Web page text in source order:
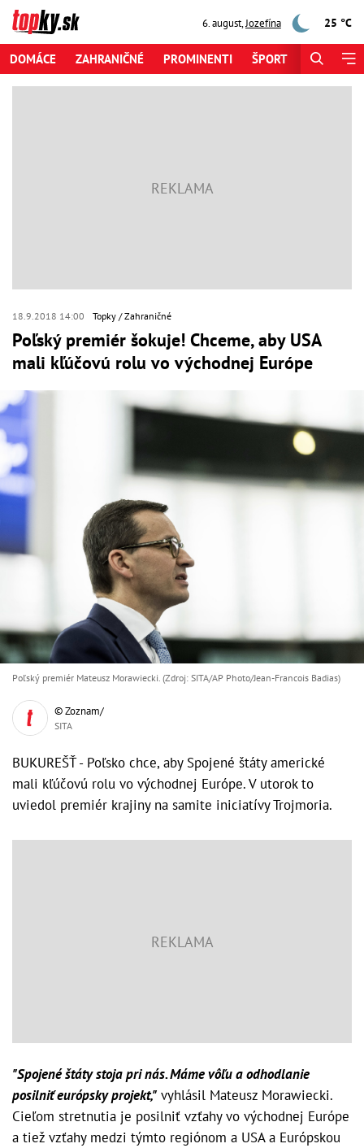
6. august,Jozefína 25 °C
DOMÁCE ZAHRANIČNÉ PROMINENTI ŠPORT
18.9.2018 14:00 Topky Zahraničné
Poľský premiér šokuje! Chceme, aby USA
mali kľúčovú rolu vo východnej Európe
Poľský premiér Mateusz Morawiecki. (Zdroj: SITA/AP Photo/Jean-Francois Badias)
© Zoznam/
SITA
BUKUREŠŤ - Poľsko chce, aby Spojené štáty americké
mali kľúčovú rolu vo východnej Európe. V utorok to
uviedol premiér krajiny na samite iniciatívy Trojmoria.
"Spojené štáty stoja pri nás. Máme vôľu a odhodlanie
posilniť európsky projekt," vyhlásil Mateusz Morawiecki.
Cieľom stretnutia je posilniť vzťahy vo východnej Európe
a tiež vzťahy medzi týmto regiónom a USA a Európskou